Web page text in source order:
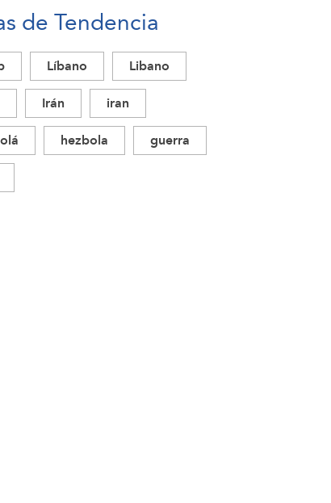
de Tendencia
Líbano
Libano
Irán
iran
hezbola
guerra